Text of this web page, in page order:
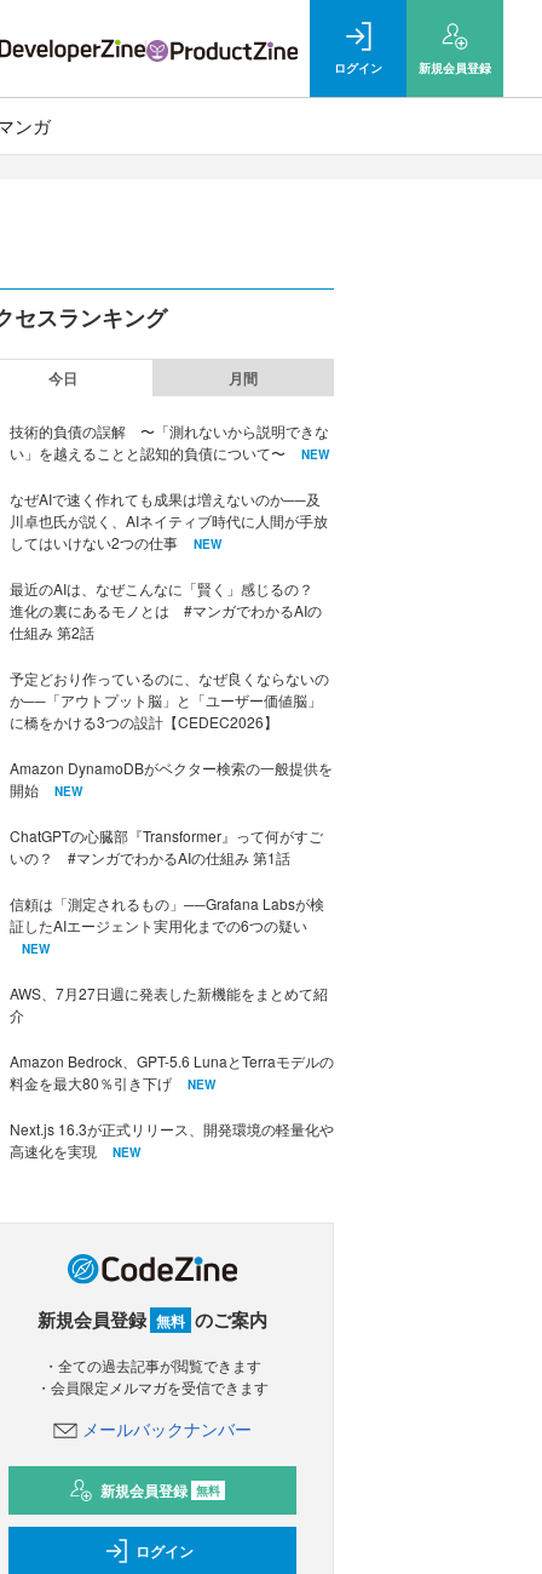
ログイン 新規会員登録
ンガ
セスランキング
今日 月間
技術的負債の誤解 〜「測れないから説明できな
い」を越えることと認知的負債について〜
NEW
なぜAIで速く作れても成果は増えないのか──及
川卓也氏が説く、AIネイティブ時代に人間が手放
してはいけない2つの仕事
NEW
最近のAIは、なぜこんなに「賢く」感じるの？
進化の裏にあるモノとは #マンガでわかるAIの
仕組み 第2話
予定どおり作っているのに、なぜ良くならないの
か──「アウトプット脳」と「ユーザー価値脳」
に橋をかける3つの設計【CEDEC2026】
Amazon DynamoDBがベクター検索の一般提供を
開始
NEW
ChatGPTの心臓部『Transformer』って何がすご
いの？ #マンガでわかるAIの仕組み 第1話
信頼は「測定されるもの」──Grafana Labsが検
証したAIエージェント実用化までの6つの疑い
NEW
AWS、7月27日週に発表した新機能をまとめて紹
介
Amazon Bedrock、GPT-5.6 LunaとTerraモデルの
料金を最大80％引き下げ
NEW
Next.js 16.3が正式リリース、開発環境の軽量化や
高速化を実現
NEW
新規会員登録 無料 のご案内
・全ての過去記事が閲覧できます
・会員限定メルマガを受信できます
メールバックナンバー
新規会員登録 無料
ログイン